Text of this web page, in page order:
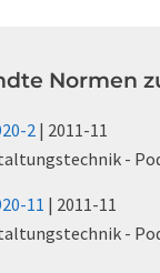
Normen
2| 2011-11
-
11 | 2011-11
-